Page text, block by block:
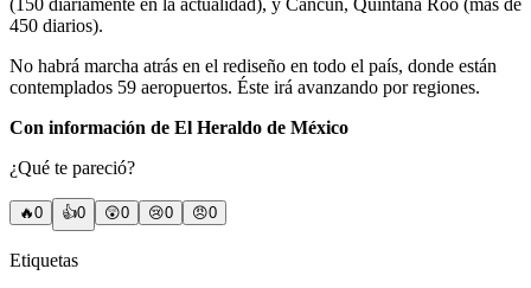
450 diarios).
No habrá marcha atrás en el rediseño en todo el país, donde están
contemplados 59 aeropuertos. Éste irá avanzando por regiones.
Con información de El Heraldo de México
¿Qué te pareció?
🔥0 👍0 😲0 😢0 😠0
Etiquetas